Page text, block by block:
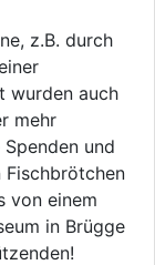
z.B. durch
wurden auch
mehr
und
Fischbrötchen
von einem
in Brügge